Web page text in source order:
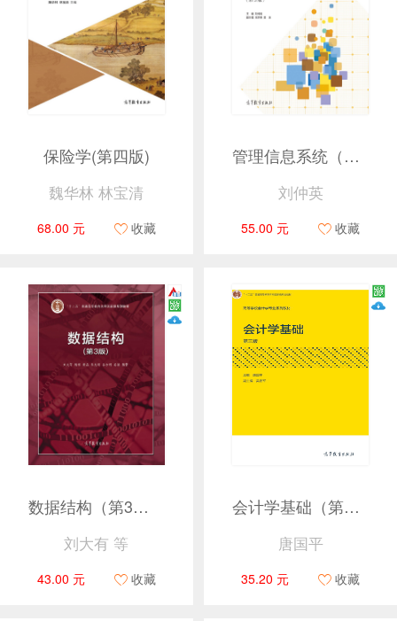
保险学(第四版)
魏华林 林宝清
68.00 元 收藏
管理信息系统（第3版）
刘仲英
55.00 元 收藏
数据结构（第3版）
刘大有 等
43.00 元 收藏
会计学基础（第三版）
唐国平
35.20 元 收藏